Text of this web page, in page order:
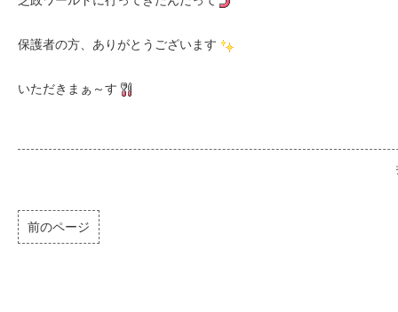
保護者の方、ありがとうございます
いただきまぁ～す
前のページ